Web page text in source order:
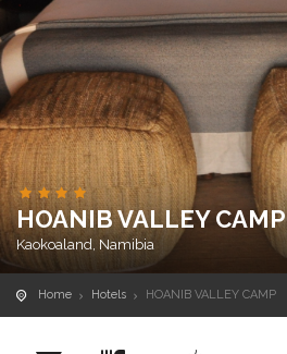
HOANIB VALLEY CAMP
Kaokoaland, Namibia
Home Hotels HOANIB VALLEY CAMP